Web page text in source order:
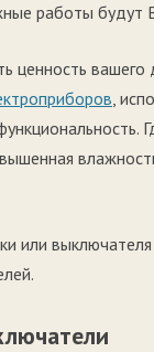
работы будут
ценность
,
или